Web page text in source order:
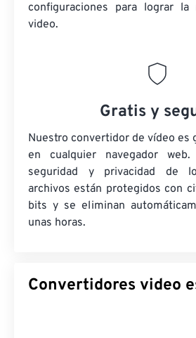
configuraciones para lograr la
video.
Gratis y
Nuestro convertidor de vídeo es
en cualquier navegador web.
seguridad y privacidad de
archivos están protegidos con
bits y se eliminan
unas horas.